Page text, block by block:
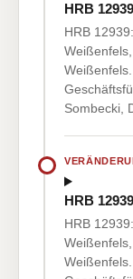
HRB 12939
HRB
Sombecki,
HRB 12939
HRB